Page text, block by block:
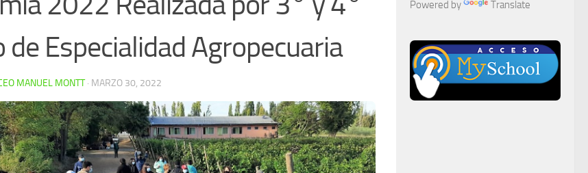
de Especialidad Agropecuaria
MANUEL MONTT · MARZO 30, 2022
Powered by Translate